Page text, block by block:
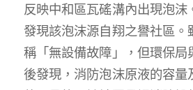
反映中和區瓦磘溝內出現泡沫
發現該泡沫源自翔之譽社區。
稱「無設備故障」，但環保局
後發現，消防泡沫原液的容量